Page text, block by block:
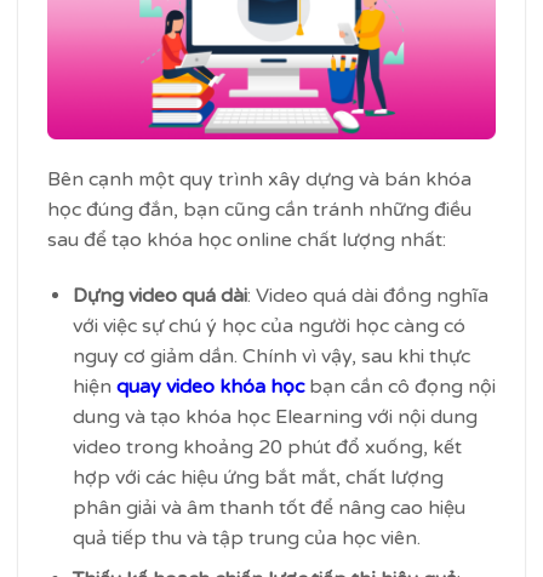
Bên cạnh một quy trình xây dựng và bán khóa
học đúng đắn, bạn cũng cần tránh những điều
sau để tạo khóa học online chất lượng nhất:
Dựng video quá dài: Video quá dài đồng nghĩa
với việc sự chú ý học của người học càng có
nguy cơ giảm dần. Chính vì vậy, sau khi thực
hiện quay video khóa họcbạn cần cô đọng nội
dung và tạo khóa học Elearning với nội dung
video trong khoảng 20 phút đổ xuống, kết
hợp với các hiệu ứng bắt mắt, chất lượng
phân giải và âm thanh tốt để nâng cao hiệu
quả tiếp thu và tập trung của học viên.